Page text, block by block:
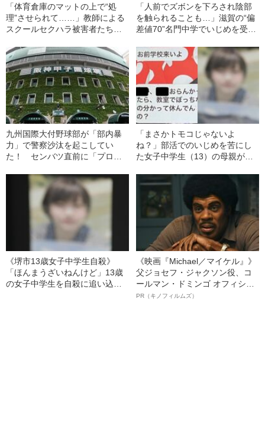
「体育倉庫のマットの上で“処
理”させられて……」教師による
スクールセクハラ被害者たちが
「人前でズボンを下ろされ陰部
を触られることも…」滋賀の“偏
差値70”名門中学でいじめを受け
ーストの恐怖”とは
九州国際大付野球部が「部内暴
力」で警察沙汰を起こしてい
た！ センバツ直前に「プロ注
教頭は「調査中なので詳細は回
答できません」
「まさかトモコじゃないよ
ね？」部活でのいじめを苦にし
た女子中学生（13）の母親が忘
《堺市13歳女子中学生自殺》
「ほんまうざいねんけど」13歳
の女子中学生を自殺に追い込ん
《映画『Michael／マイケル』》
父ジョセフ・ジャクソン役、コ
ールマン・ドミンゴ オフィシャ
ルインタビュー“観客を魅了した
PR（キノフィルムズ）